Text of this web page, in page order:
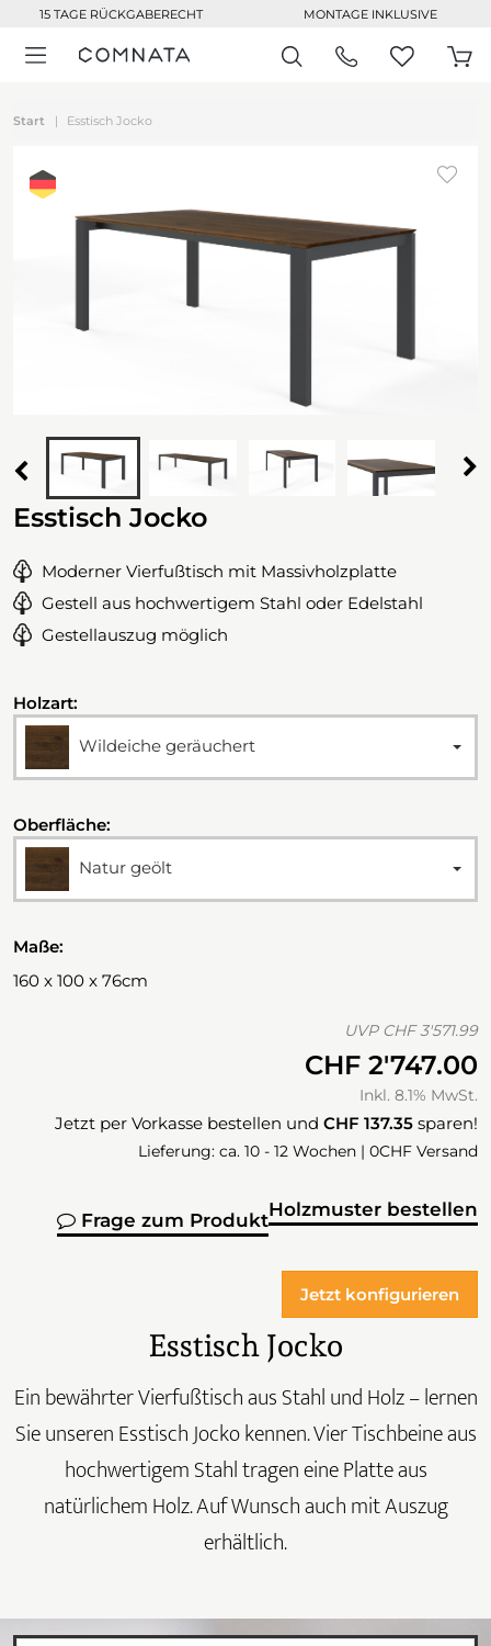
15 TAGE RÜCKGABERECHT MONTAGE INKLUSIVE
Start Esstisch Jocko
Esstisch Jocko
Moderner Vierfußtisch mit Massivholzplatte
Gestell aus hochwertigem Stahl oder Edelstahl
Gestellauszug möglich
Holzart:
Wildeiche geräuchert
Oberfläche:
Natur geölt
Maße:
160 x 100 x 76cm
UVP CHF 3'571.99
CHF 2'747.00
Inkl. 8.1% MwSt.
Jetzt per Vorkasse bestellen und CHF 137.35 sparen!
Lieferung: ca. 10 - 12 Wochen | 0CHF Versand
Holzmuster bestellen
Frage zum Produkt
Jetzt konfigurieren
Esstisch Jocko
Ein bewährter Vierfußtisch aus Stahl und Holz – lernen
Sie unseren Esstisch Jocko kennen. Vier Tischbeine aus
hochwertigem Stahl tragen eine Platte aus
natürlichem Holz. Auf Wunsch auch mit Auszug
erhältlich.